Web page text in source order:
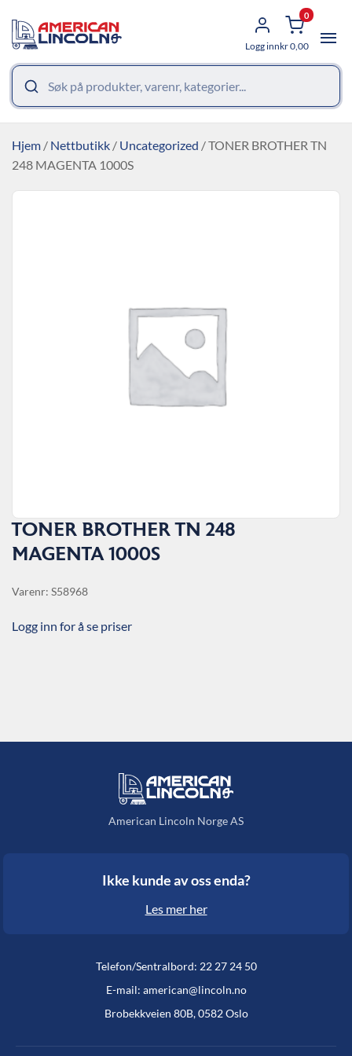
Logg inn
0
kr0,00
Hjem / Nettbutikk / Uncategorized / TONER BROTHER TN
248 MAGENTA 1000S
TONER BROTHER TN 248
MAGENTA 1000S
Varenr: S58968
Logg inn for å se priser
American Lincoln Norge AS
Ikke kunde av oss enda?
Les mer her
Telefon/Sentralbord: 22 27 24 50
E-mail: american@lincoln.no
Brobekkveien 80B, 0582 Oslo